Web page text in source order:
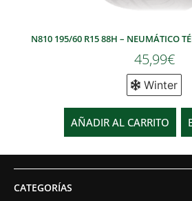
N810 195/60 R15 88H – NEUMÁTICO
45,99€
Winter
AÑADIR AL CARRITO
CATEGORÍAS